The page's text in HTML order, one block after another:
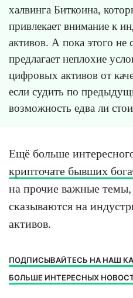
халвинга Биткоина,
привлекает внимание к
активов. А пока этого не
предлагает неплохие
цифровых активов от
если судить по
возможность едва ли
Ещё больше
крипточате бывших
на прочие важные
сказываются на
активов.
ПОДПИСЫВАЙТЕСЬ НА НАШ
БОЛЬШЕ ИНТЕРЕСНЫХ